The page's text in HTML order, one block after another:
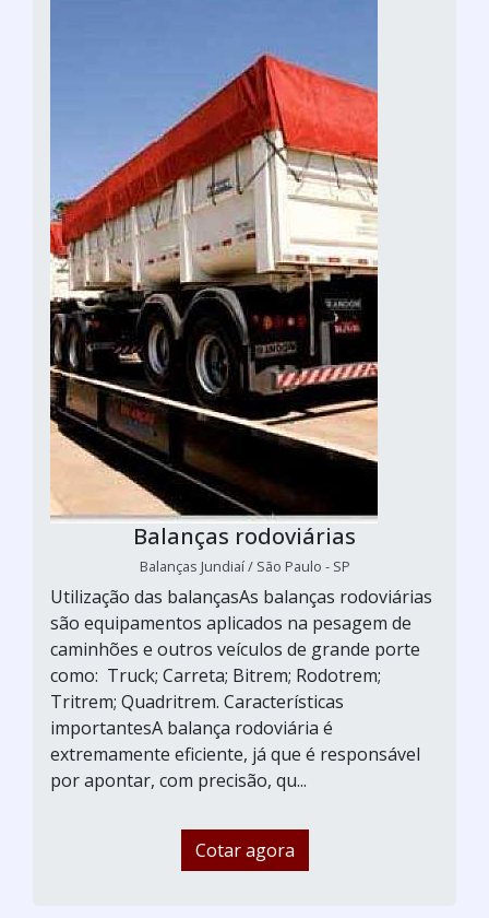
Balanças rodoviárias
Balanças Jundiaí / São Paulo - SP
Utilização das balançasAs balanças rodoviárias
são equipamentos aplicados na pesagem de
caminhões e outros veículos de grande porte
como: Truck; Carreta; Bitrem; Rodotrem;
Tritrem; Quadritrem. Características
importantesA balança rodoviária é
extremamente eficiente, já que é responsável
por apontar, com precisão, qu...
Cotar agora